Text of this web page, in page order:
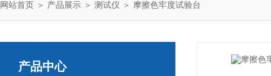
网站首页 ＞ 产品展示 ＞ 测试仪 ＞ 摩擦色牢度试验台
产品中心